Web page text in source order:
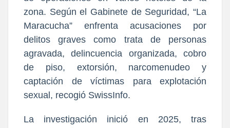
zona. Según el Gabinete de Seguridad, “La
Maracucha” enfrenta acusaciones por
delitos graves como trata de personas
agravada, delincuencia organizada, cobro
de piso, extorsión, narcomenudeo y
captación de víctimas para explotación
sexual, recogió SwissInfo.
La investigación inició en 2025, tras